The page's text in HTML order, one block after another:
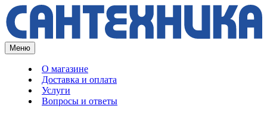
Меню
О магазине
Доставка и оплата
Услуги
Вопросы и ответы